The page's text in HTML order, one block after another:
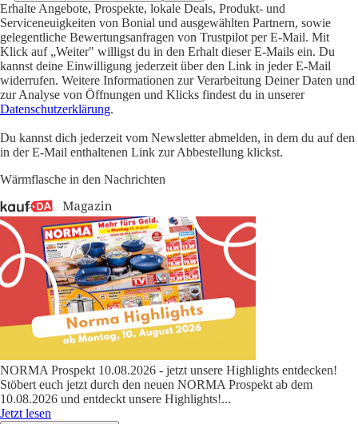
Erhalte Angebote, Prospekte, lokale Deals, Produkt- und
Serviceneuigkeiten von Bonial und ausgewählten Partnern, sowie
gelegentliche Bewertungsanfragen von Trustpilot per E-Mail. Mit
Klick auf „Weiter" willigst du in den Erhalt dieser E-Mails ein. Du
kannst deine Einwilligung jederzeit über den Link in jeder E-Mail
widerrufen. Weitere Informationen zur Verarbeitung Deiner Daten und
zur Analyse von Öffnungen und Klicks findest du in unserer
Datenschutzerklärung.
Du kannst dich jederzeit vom Newsletter abmelden, in dem du auf den
in der E-Mail enthaltenen Link zur Abbestellung klickst.
Wärmflasche in den Nachrichten
NORMA Prospekt 10.08.2026 - jetzt unsere Highlights entdecken!
Stöbert euch jetzt durch den neuen NORMA Prospekt ab dem
10.08.2026 und entdeckt unsere Highlights!...
Jetzt lesen